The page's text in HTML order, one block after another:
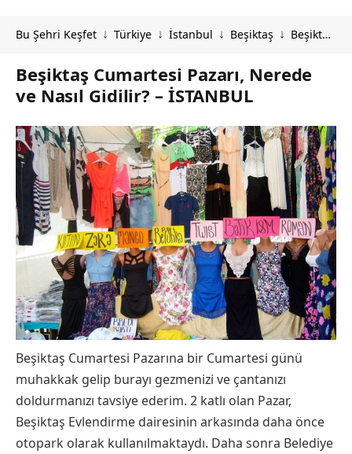
Bu Şehri Keşfet ↓ Türkiye ↓ İstanbul ↓ Beşiktaş ↓ Beşiktaş Cumartesi Pazarı, Nerede ve Nasıl Gidilir? – İSTANBUL
Beşiktaş Cumartesi Pazarı, Nerede
ve Nasıl Gidilir? – İSTANBUL
Beşiktaş Cumartesi Pazarına bir Cumartesi günü
muhakkak gelip burayı gezmenizi ve çantanızı
doldurmanızı tavsiye ederim. 2 katlı olan Pazar,
Beşiktaş Evlendirme dairesinin arkasında daha önce
otopark olarak kullanılmaktaydı. Daha sonra Belediye